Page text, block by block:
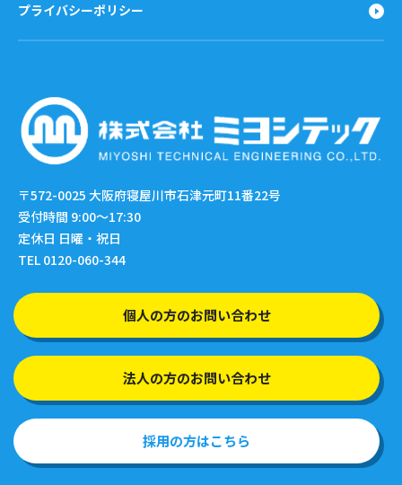
プライバシーポリシー
〒572-0025 大阪府寝屋川市石津元町11番22号
受付時間 9:00〜17:30
定休日 日曜・祝日
TEL 0120-060-344
個人の方のお問い合わせ
法人の方のお問い合わせ
採用の方はこちら